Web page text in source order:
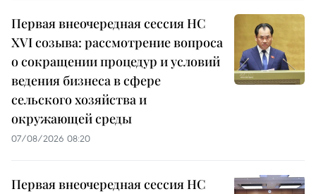
Первая внеочередная сессия НС
XVI созыва: рассмотрение вопроса
о сокращении процедур и условий
ведения бизнеса в сфере
сельского хозяйства и
окружающей среды
07/08/2026 08:20
Первая внеочередная сессия НС